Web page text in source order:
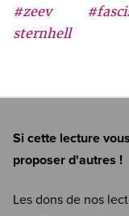
#zeev
sternhell
Si cette lecture
proposer d'autres !
Les dons de nos